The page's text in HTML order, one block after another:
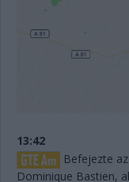
13:42
Befejezte
Dominique Bastien,